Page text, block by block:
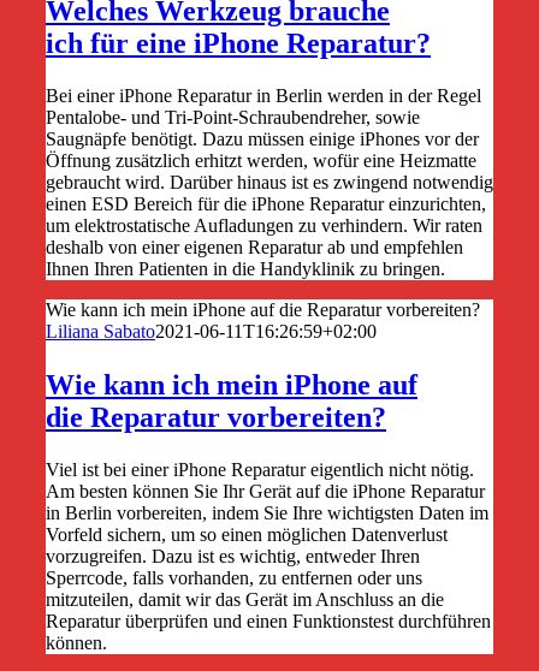
Welches Werkzeug brauche
ich für eine iPhone Reparatur?
Bei einer iPhone Reparatur in Berlin werden in der Regel
Pentalobe- und Tri-Point-Schraubendreher, sowie
Saugnäpfe benötigt. Dazu müssen einige iPhones vor der
Öffnung zusätzlich erhitzt werden, wofür eine Heizmatte
gebraucht wird. Darüber hinaus ist es zwingend notwendig
einen ESD Bereich für die iPhone Reparatur einzurichten,
um elektrostatische Aufladungen zu verhindern. Wir raten
deshalb von einer eigenen Reparatur ab und empfehlen
Ihnen Ihren Patienten in die Handyklinik zu bringen.
Wie kann ich mein iPhone auf die Reparatur vorbereiten?
Liliana Sabato2021-06-11T16:26:59+02:00
Wie kann ich mein iPhone auf
die Reparatur vorbereiten?
Viel ist bei einer iPhone Reparatur eigentlich nicht nötig.
Am besten können Sie Ihr Gerät auf die iPhone Reparatur
in Berlin vorbereiten, indem Sie Ihre wichtigsten Daten im
Vorfeld sichern, um so einen möglichen Datenverlust
vorzugreifen. Dazu ist es wichtig, entweder Ihren
Sperrcode, falls vorhanden, zu entfernen oder uns
mitzuteilen, damit wir das Gerät im Anschluss an die
Reparatur überprüfen und einen Funktionstest durchführen
können.